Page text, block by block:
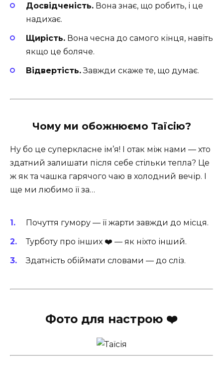
Досвідченість. Вона знає, що робить, і це
надихає.
Щирість. Вона чесна до самого кінця, навіть
якщо це боляче.
Відвертість.Завжди скаже те, що думає.
Чому ми обожнюємо Таїсію?
Ну бо це суперкласне ім’я! І отак між нами — хто
здатний залишати після себе стільки тепла? Це
ж як та чашка гарячого чаю в холодний вечір. І
ще ми любимо її за…
Почуття гумору — її жарти завжди до місця.
Турботу про інших ‍❤️‍ — як ніхто інший.
Здатність обіймати словами — до сліз.
Фото для настрою ❤️